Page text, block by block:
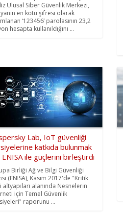
Ulusal Siber Güvenlik Merkezi,
en kötü şifresi olarak
‘123456’ parolasının 23,2
hesapta kullanıldığını ...
Lab, IoT güvenliği
katkıda bulunmak
ENISA ile güçlerini birleştirdi
Birliği Ağ ve Bilgi Güvenliği
(ENISA), Kasım 2017'de "Kritik
altyapıları alanında Nesnelerin
için Temel Güvenlik
raporunu ...